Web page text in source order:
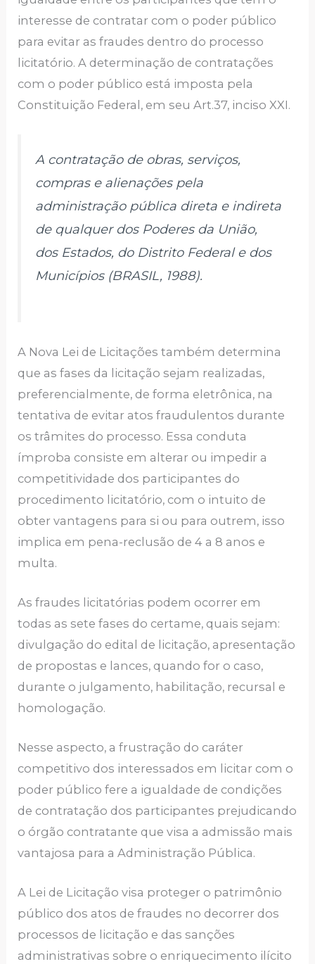
interesse de contratar com o poder público
para evitar as fraudes dentro do processo
licitatório. A determinação de contratações
com o poder público está imposta pela
Constituição Federal, em seu Art.37, inciso XXI.
A contratação de obras, serviços,
compras e alienações pela
administração pública direta e indireta
de qualquer dos Poderes da União,
dos Estados, do Distrito Federal e dos
Municípios (BRASIL, 1988).
A Nova Lei de Licitações também determina
que as fases da licitação sejam realizadas,
preferencialmente, de forma eletrônica, na
tentativa de evitar atos fraudulentos durante
os trâmites do processo. Essa conduta
ímproba consiste em alterar ou impedir a
competitividade dos participantes do
procedimento licitatório, com o intuito de
obter vantagens para si ou para outrem, isso
implica em pena-reclusão de 4 a 8 anos e
multa.
As fraudes licitatórias podem ocorrer em
todas as sete fases do certame, quais sejam:
divulgação do edital de licitação, apresentação
de propostas e lances, quando for o caso,
durante o julgamento, habilitação, recursal e
homologação.
Nesse aspecto, a frustração do caráter
competitivo dos interessados em licitar com o
poder público fere a igualdade de condições
de contratação dos participantes prejudicando
o órgão contratante que visa a admissão mais
vantajosa para a Administração Pública.
A Lei de Licitação visa proteger o patrimônio
público dos atos de fraudes no decorrer dos
processos de licitação e das sanções
administrativas sobre o enriquecimento ilícito